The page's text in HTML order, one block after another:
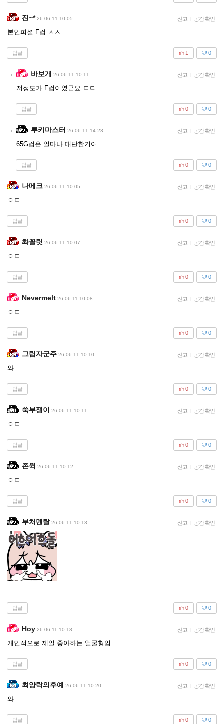
진~* 26-06-11 10:05 신고 | 공감 확인
본인피셜 F컵 ㅅㅅ
답글 0
1
바보개 26-06-11 10:11 신고 | 공감 확인
저정도가 F컵이였군요.ㄷㄷ
답글 0
0
루키마스터 26-06-11 14:23 신고 | 공감 확인
65G컵은 얼마나 대단한거여....
답글 0
0
나메크 26-06-11 10:05 신고 | 공감 확인
ㅇㄷ
답글 0
0
촤꼴릿 26-06-11 10:07 신고 | 공감 확인
ㅇㄷ
답글 0
0
Nevermelt 26-06-11 10:08 신고 | 공감 확인
ㅇㄷ
답글 0
0
그림자군주 26-06-11 10:10 신고 | 공감 확인
와..
답글 0
0
쑥부쟁이 26-06-11 10:11 신고 | 공감 확인
ㅇㄷ
답글 0
0
존윅 26-06-11 10:12 신고 | 공감 확인
ㅇㄷ
답글 0
0
부처멘탈 26-06-11 10:13 신고 | 공감 확인
답글 0
0
Hoy 26-06-11 10:18 신고 | 공감 확인
개인적으로 제일 좋아하는 얼굴형임
답글 0
0
최양락의후예 26-06-11 10:20 신고 | 공감 확인
와
답글 0
0